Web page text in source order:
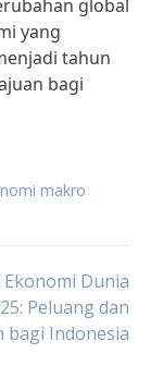
global
yang
tahun
bagi
makro
Dunia
Peluang dan
bagi Indonesia